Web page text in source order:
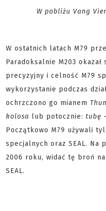
W pobliżu Vang
W ostatnich latach M79
Paradoksalnie M203 okazał
precyzyjny i celność M79
wykorzystanie podczas
ochrzczono go mianem
kolosa lub potocznie: tubę
Początkowo M79 używali
specjalnych oraz SEAL. Na
2006 roku, widać tę broń
SEAL.